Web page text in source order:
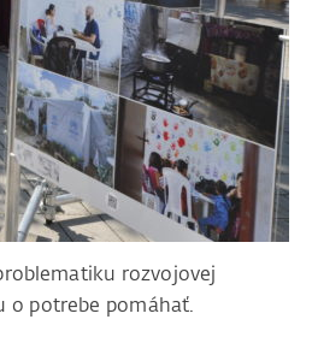
rozvojovej
o potrebe pomáhať.